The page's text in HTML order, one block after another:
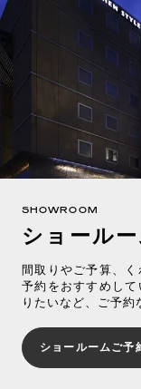
SHOWROOM
ショール
間取りやご予算、
予約をおすすめし
りたいなど、ご予約
ショールームご予